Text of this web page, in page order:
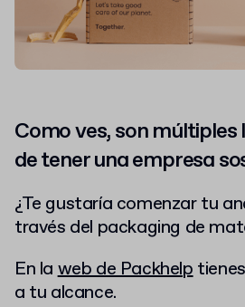
Como ves, son múltiples
de tener una empresa
¿Te gustaría comenzar tu
través del packaging de
En laweb de Packhelp
a tu alcance.